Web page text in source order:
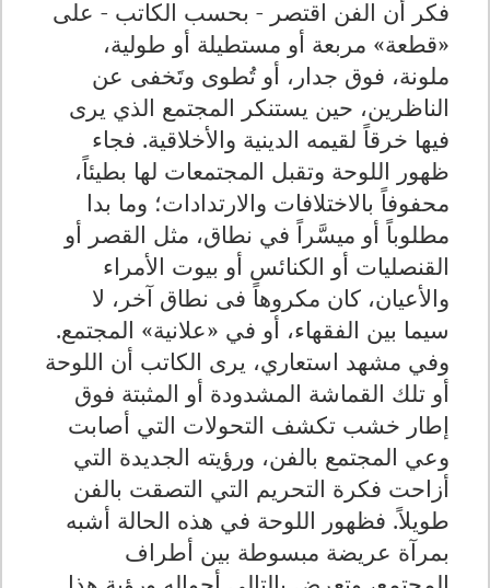
فكر أن الفن اقتصر - بحسب الكاتب - على
«قطعة» مربعة أو مستطيلة أو طولية،
ملونة، فوق جدار، أو تُطوى وتَخفى عن
الناظرين، حين يستنكر المجتمع الذي يرى
فيها خرقاً لقيمه الدينية والأخلاقية. فجاء
ظهور اللوحة وتقبل المجتمعات لها بطيئاً،
محفوفاً بالاختلافات والارتدادات؛ وما بدا
مطلوباً أو ميسَّراً في نطاق، مثل القصر أو
القنصليات أو الكنائس أو بيوت الأمراء
والأعيان، كان مكروهاً فى نطاق آخر، لا
سيما بين الفقهاء، أو في «علانية» المجتمع.
وفي مشهد استعاري، يرى الكاتب أن اللوحة
أو تلك القماشة المشدودة أو المثبتة فوق
إطار خشب تكشف التحولات التي أصابت
وعي المجتمع بالفن، ورؤيته الجديدة التي
أزاحت فكرة التحريم التي التصقت بالفن
طويلاً. فظهور اللوحة في هذه الحالة أشبه
بمرآة عريضة مبسوطة بين أطراف